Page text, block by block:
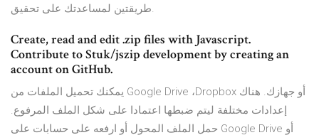
طريقتين لمساعدتك على تحقيق.
Create, read and edit .zip files with Javascript.
Contribute to Stuk/jszip development by creating an
account on GitHub.
يمكنك تحميل الملفات من Google Drive ،Dropbox أو جهازك. هناك
إعدادات مختلفة ليتم ضبطها اعتمادا على شكل الملف المرفوع.
حمل الملف المحول أو ارفعه على حسابات على Google Drive أو